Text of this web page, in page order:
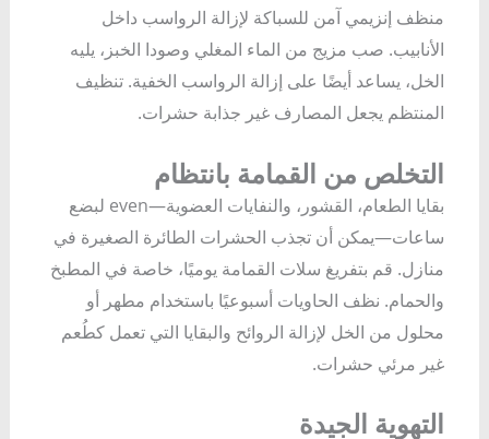
منظف إنزيمي آمن للسباكة لإزالة الرواسب داخل
الأنابيب. صب مزيج من الماء المغلي وصودا الخبز، يليه
الخل، يساعد أيضًا على إزالة الرواسب الخفية. تنظيف
المنتظم يجعل المصارف غير جذابة حشرات.
التخلص من القمامة بانتظام
بقايا الطعام، القشور، والنفايات العضوية—even لبضع
ساعات—يمكن أن تجذب الحشرات الطائرة الصغيرة في
منازل. قم بتفريغ سلات القمامة يوميًا، خاصة في المطبخ
والحمام. نظف الحاويات أسبوعيًا باستخدام مطهر أو
محلول من الخل لإزالة الروائح والبقايا التي تعمل كطُعم
غير مرئي حشرات.
التهوية الجيدة